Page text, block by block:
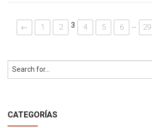
← 1 2 3 4 5 6 29
CATEGORÍAS